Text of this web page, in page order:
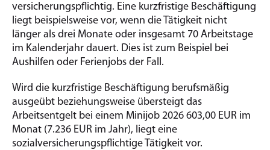
versicherungspflichtig. Eine kurzfristige Beschäftigung
liegt beispielsweise vor, wenn die Tätigkeit nicht
länger als drei Monate oder insgesamt 70 Arbeitstage
im Kalenderjahr dauert. Dies ist zum Beispiel bei
Aushilfen oder Ferienjobs der Fall.
Wird die kurzfristige Beschäftigung berufsmäßig
ausgeübt beziehungsweise übersteigt das
Arbeitsentgelt bei einem Minijob 2026 603,00 EUR im
Monat (7.236 EUR im Jahr), liegt eine
sozialversicherungspflichtige Tätigkeit vor.